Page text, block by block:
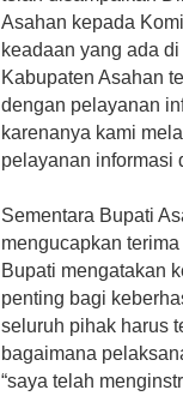
Asahan kepada
keadaan yang ada
Kabupaten Asahan
dengan pelayanan
karenanya kami
pelayanan informasi
Sementara Bupati
mengucapkan
Bupati mengatakan
penting bagi
seluruh pihak harus
bagaimana
“saya telah